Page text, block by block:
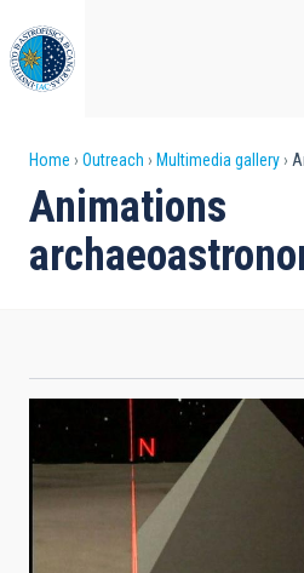
to
main
content
Breadcrumb
Home Outreach Multimedia gallery
Animations